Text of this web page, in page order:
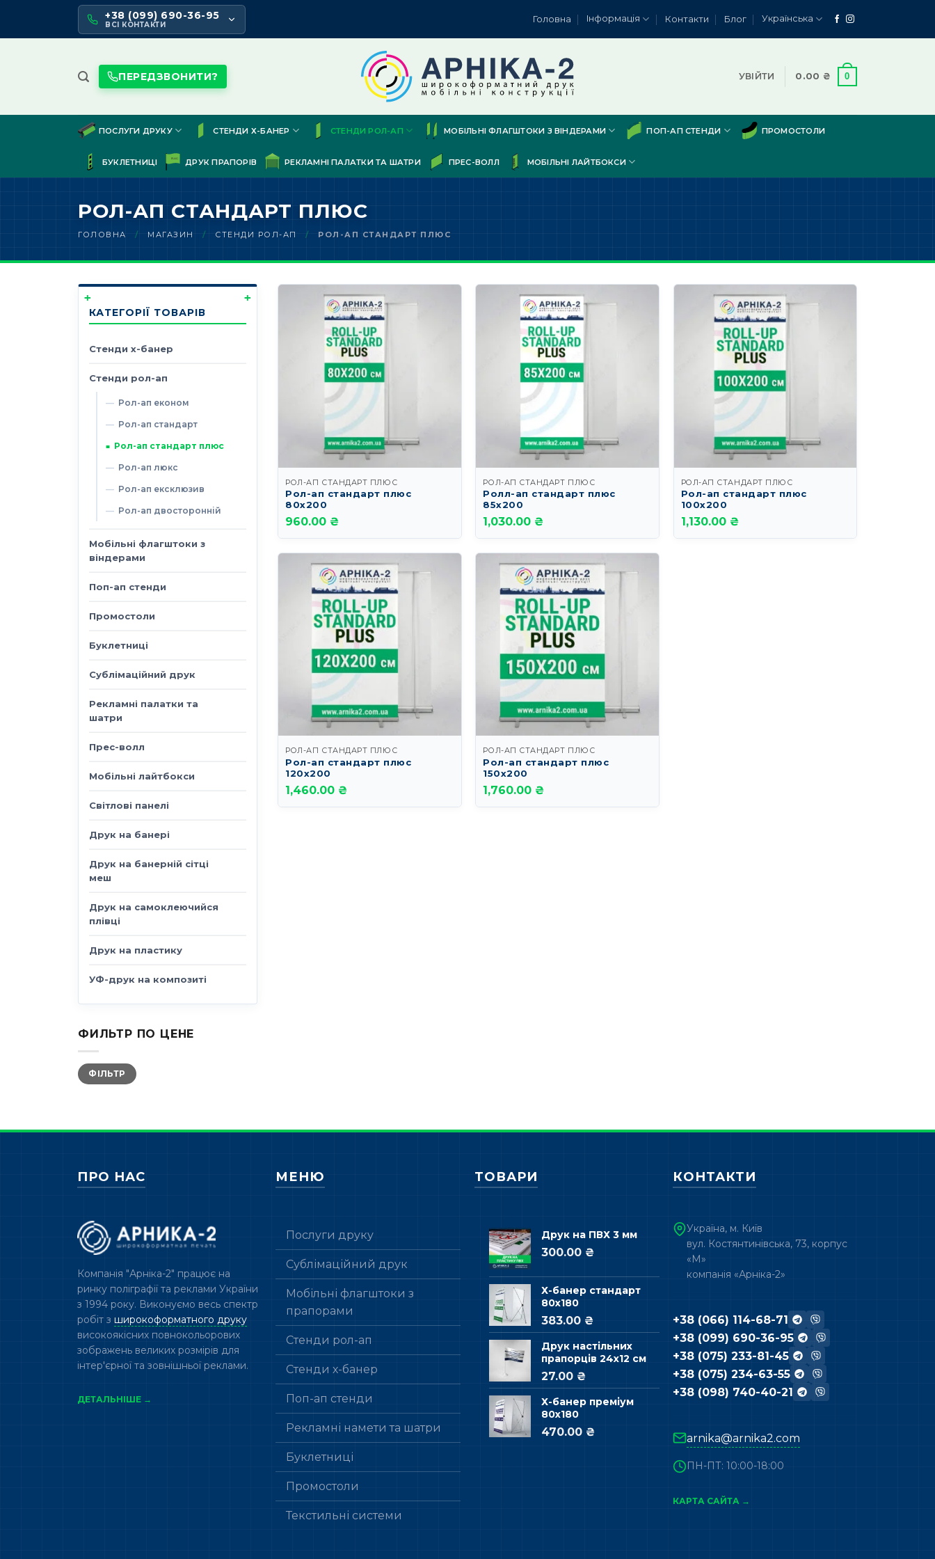
content
+38 (099) 690-36-95
ВСІ КОНТАКТИ
Головна Інформація Контакти Блог Українська
ПЕРЕДЗВОНИТИ? УВІЙТИ 0.00 ₴ 0
ПОСЛУГИ ДРУКУ СТЕНДИ Х-БАНЕР СТЕНДИ РОЛ-АП МОБІЛЬНІ ФЛАГШТОКИ З ВІНДЕРАМИ ПОП-АП СТЕНДИ ПРОМОСТОЛИ
БУКЛЕТНИЦІ ДРУК ПРАПОРІВ РЕКЛАМНІ ПАЛАТКИ ТА ШАТРИ ПРЕС-ВОЛЛ МОБІЛЬНІ ЛАЙТБОКСИ
РОЛ-АП СТАНДАРТ ПЛЮС
ГОЛОВНА / МАГАЗИН / СТЕНДИ РОЛ-АП / РОЛ-АП СТАНДАРТ ПЛЮС
КАТЕГОРІЇ ТОВАРІВ
Стенди х-банер
Стенди рол-ап
Рол-ап економ
Рол-ап стандарт
Рол-ап стандарт плюс
Рол-ап люкс
Рол-ап ексклюзив
Рол-ап двосторонній
Мобільні флагштоки з
віндерами
Поп-ап стенди
Промостоли
Буклетниці
Сублімаційний друк
Рекламні палатки та
шатри
Прес-волл
Мобільні лайтбокси
Світлові панелі
Друк на банері
Друк на банерній сітці
меш
Друк на самоклеючийся
плівці
Друк на пластику
УФ-друк на композиті
ФИЛЬТР ПО ЦЕНЕ
Мінімальна
ціна
Найбільша
цінаФІЛЬТР
РОЛ-АП СТАНДАРТ ПЛЮС
Рол-ап стандарт плюс
80х200
960.00 ₴
РОЛ-АП СТАНДАРТ ПЛЮС
Ролл-ап стандарт плюс
85х200
1,030.00 ₴
РОЛ-АП СТАНДАРТ ПЛЮС
Рол-ап стандарт плюс
100х200
1,130.00 ₴
РОЛ-АП СТАНДАРТ ПЛЮС
Рол-ап стандарт плюс
120х200
1,460.00 ₴
РОЛ-АП СТАНДАРТ ПЛЮС
Рол-ап стандарт плюс
150х200
1,760.00 ₴
ПРО НАС
Компанія "Арніка-2" працює на
ринку поліграфії та реклами України
з 1994 року. Виконуємо весь спектр
робіт з широкоформатного друку
високоякісних повнокольорових
зображень великих розмірів для
інтер'єрної та зовнішньої реклами.
ДЕТАЛЬНІШЕ →
МЕНЮ
Послуги друку
Сублімаційний друк
Мобільні флагштоки з
прапорами
Стенди рол-ап
Стенди х-банер
Поп-ап стенди
Рекламні намети та шатри
Буклетниці
Промостоли
Текстильні системи
ТОВАРИ
Друк на ПВХ 3 мм
300.00 ₴
Х-банер стандарт
80х180
383.00 ₴
Друк настільних
прапорців 24х12 см
27.00 ₴
Х-банер преміум
80х180
470.00 ₴
КОНТАКТИ
Україна, м. Київ
вул. Костянтинівська, 73, корпус
«М»
компанія «Арніка-2»
+38 (066) 114-68-71
+38 (099) 690-36-95
+38 (075) 233-81-45
+38 (075) 234-63-55
+38 (098) 740-40-21
arnika@arnika2.com
ПН-ПТ: 10:00-18:00
КАРТА САЙТА →